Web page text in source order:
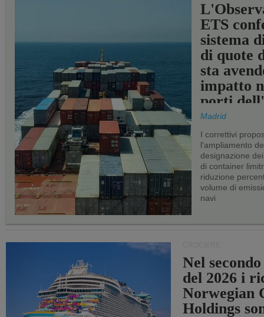
ETS
sistema
di quote
sta
impatto
porti
Madrid
I correttivi
l'ampliamento
designazione
di container
riduzione
volume di
navi
Nel
del 2026 i
Norwegian
Holdings